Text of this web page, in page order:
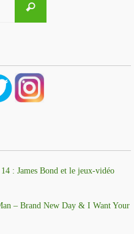
Recherche
: James Bond et le jeux-vidéo
– Brand New Day & I Want Your